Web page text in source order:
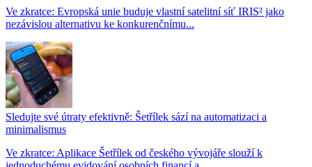
Ve zkratce: Evropská unie buduje vlastní satelitní síť IRIS² jako
nezávislou alternativu ke konkurenčnímu...
Sledujte své útraty efektivně: Šetřílek sází na automatizaci a
minimalismus
Ve zkratce: Aplikace Šetřílek od českého vývojáře slouží k